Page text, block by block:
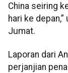
China seiring
hari ke
Jumat.
Laporan dari
perjanjian